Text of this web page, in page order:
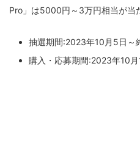
Pro」は5000円～3万円相当が当
抽選期間:2023年10月5日～
購入・応募期間:2023年10